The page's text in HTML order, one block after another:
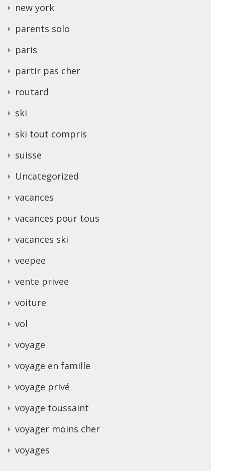
new york
parents solo
paris
partir pas cher
routard
ski
ski tout compris
suisse
Uncategorized
vacances
vacances pour tous
vacances ski
veepee
vente privee
voiture
vol
voyage
voyage en famille
voyage privé
voyage toussaint
voyager moins cher
voyages